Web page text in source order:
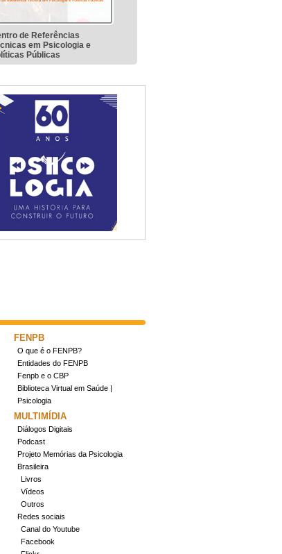
de Referências
em Psicologia e
Públicas
FENPB
O que é o FENPB?
Entidades do FENPB
Fenpb e o CBP
Biblioteca Virtual em Saúde |
Psicologia
MULTIMÍDIA
Diálogos Digitais
Podcast
Projeto Memórias da Psicologia
Brasileira
Livros
Vídeos
Outros
Redes sociais
Canal do Youtube
Facebook